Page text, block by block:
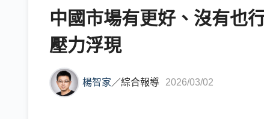
中國市場有更好、沒有也
壓力浮現
楊智家 ／綜合報導 2026/03/02